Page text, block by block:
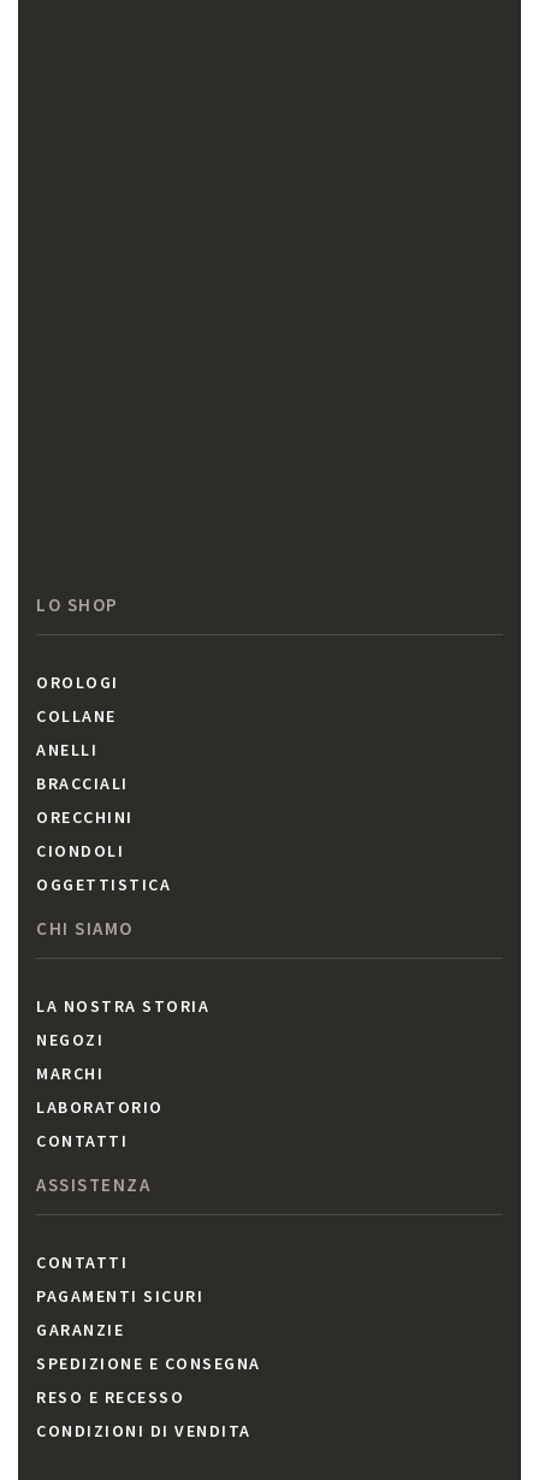
LO SHOP
OROLOGI
COLLANE
ANELLI
BRACCIALI
ORECCHINI
CIONDOLI
OGGETTISTICA
CHI SIAMO
LA NOSTRA STORIA
NEGOZI
MARCHI
LABORATORIO
CONTATTI
ASSISTENZA
CONTATTI
PAGAMENTI SICURI
GARANZIE
SPEDIZIONE E CONSEGNA
RESO E RECESSO
CONDIZIONI DI VENDITA